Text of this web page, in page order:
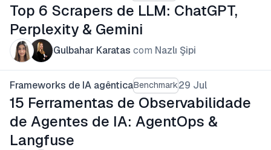
Top 6 Scrapers de LLM: ChatGPT,
Perplexity & Gemini
Gulbahar Karatas com Nazlı Şipi
Frameworks de IA agênticaBenchmark29 Jul
15 Ferramentas de Observabilidade
de Agentes de IA: AgentOps &
Langfuse